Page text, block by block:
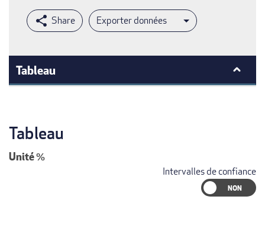
Exporter données
Tableau
Tableau
Unité%
Intervalles de confiance